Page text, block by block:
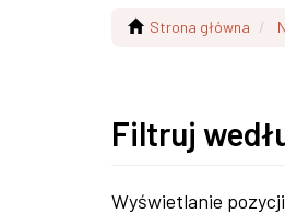
Strona główna
Filtruj
Wyświetlanie pozycji